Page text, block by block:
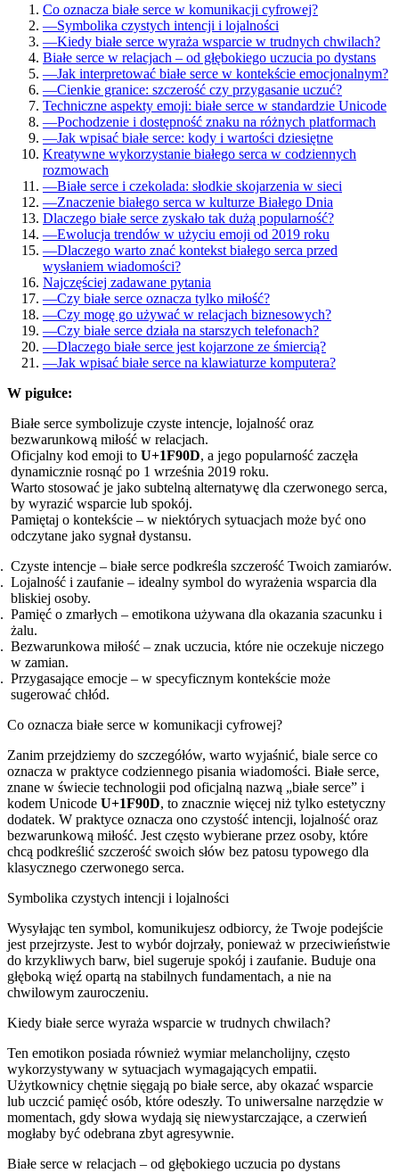
Co oznacza białe serce w komunikacji cyfrowej?
—Symbolika czystych intencji i lojalności
—Kiedy białe serce wyraża wsparcie w trudnych chwilach?
Białe serce w relacjach – od głębokiego uczucia po dystans
—Jak interpretować białe serce w kontekście emocjonalnym?
—Cienkie granice: szczerość czy przygasanie uczuć?
Techniczne aspekty emoji: białe serce w standardzie Unicode
—Pochodzenie i dostępność znaku na różnych platformach
—Jak wpisać białe serce: kody i wartości dziesiętne
Kreatywne wykorzystanie białego serca w codziennych
rozmowach
—Białe serce i czekolada: słodkie skojarzenia w sieci
—Znaczenie białego serca w kulturze Białego Dnia
Dlaczego białe serce zyskało tak dużą popularność?
—Ewolucja trendów w użyciu emoji od 2019 roku
—Dlaczego warto znać kontekst białego serca przed
wysłaniem wiadomości?
Najczęściej zadawane pytania
—Czy białe serce oznacza tylko miłość?
—Czy mogę go używać w relacjach biznesowych?
—Czy białe serce działa na starszych telefonach?
—Dlaczego białe serce jest kojarzone ze śmiercią?
—Jak wpisać białe serce na klawiaturze komputera?
W pigułce:
Białe serce symbolizuje czyste intencje, lojalność oraz
bezwarunkową miłość w relacjach.
Oficjalny kod emoji to U+1F90D, a jego popularność zaczęła
dynamicznie rosnąć po 1 września 2019 roku.
Warto stosować je jako subtelną alternatywę dla czerwonego serca,
by wyrazić wsparcie lub spokój.
Pamiętaj o kontekście – w niektórych sytuacjach może być ono
odczytane jako sygnał dystansu.
Czyste intencje – białe serce podkreśla szczerość Twoich zamiarów.
Lojalność i zaufanie – idealny symbol do wyrażenia wsparcia dla
bliskiej osoby.
Pamięć o zmarłych – emotikona używana dla okazania szacunku i
żalu.
Bezwarunkowa miłość – znak uczucia, które nie oczekuje niczego
w zamian.
Przygasające emocje – w specyficznym kontekście może
sugerować chłód.
Co oznacza białe serce w komunikacji cyfrowej?
Zanim przejdziemy do szczegółów, warto wyjaśnić, biale serce co
oznacza w praktyce codziennego pisania wiadomości. Białe serce,
znane w świecie technologii pod oficjalną nazwą „białe serce” i
kodem Unicode U+1F90D, to znacznie więcej niż tylko estetyczny
dodatek. W praktyce oznacza ono czystość intencji, lojalność oraz
bezwarunkową miłość. Jest często wybierane przez osoby, które
chcą podkreślić szczerość swoich słów bez patosu typowego dla
klasycznego czerwonego serca.
Symbolika czystych intencji i lojalności
Wysyłając ten symbol, komunikujesz odbiorcy, że Twoje podejście
jest przejrzyste. Jest to wybór dojrzały, ponieważ w przeciwieństwie
do krzykliwych barw, biel sugeruje spokój i zaufanie. Buduje ona
głęboką więź opartą na stabilnych fundamentach, a nie na
chwilowym zauroczeniu.
Kiedy białe serce wyraża wsparcie w trudnych chwilach?
Ten emotikon posiada również wymiar melancholijny, często
wykorzystywany w sytuacjach wymagających empatii.
Użytkownicy chętnie sięgają po białe serce, aby okazać wsparcie
lub uczcić pamięć osób, które odeszły. To uniwersalne narzędzie w
momentach, gdy słowa wydają się niewystarczające, a czerwień
mogłaby być odebrana zbyt agresywnie.
Białe serce w relacjach – od głębokiego uczucia po dystans